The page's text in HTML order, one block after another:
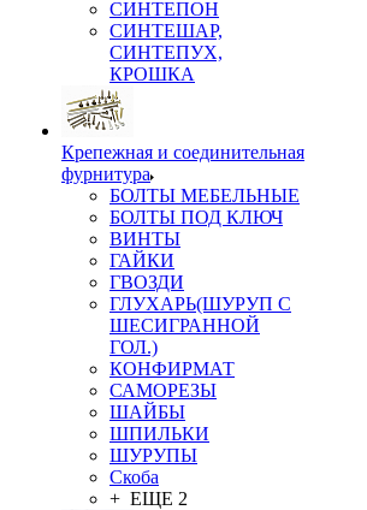
СИНТЕПОН
СИНТЕШАР,
СИНТЕПУХ,
КРОШКА
Крепежная и соединительная
фурнитура
БОЛТЫ МЕБЕЛЬНЫЕ
БОЛТЫ ПОД КЛЮЧ
ВИНТЫ
ГАЙКИ
ГВОЗДИ
ГЛУХАРЬ(ШУРУП С
ШЕСИГРАННОЙ
ГОЛ.)
КОНФИРМАТ
САМОРЕЗЫ
ШАЙБЫ
ШПИЛЬКИ
ШУРУПЫ
Скоба
+ ЕЩЕ 2